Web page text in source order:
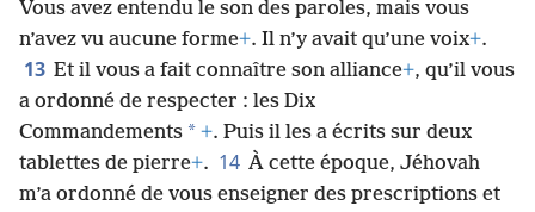
Jéhovah s’est mis à vous parler du milieu du feu+
Vous avez entendu le son des paroles, mais vous
n’avez vu aucune forme+. Il n’y avait qu’une voix +.
13 Et il vous a fait connaître son alliance
a ordonné de respecter : les Dix
Commandements * +
. Puis il les a écrits sur deux
tablettes de pierre+. 14 À cette époque, Jéhovah